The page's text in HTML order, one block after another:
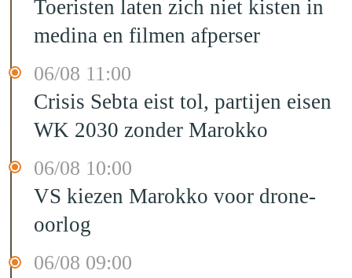
Toeristen laten zich niet kisten in
medina en filmen afperser
06/08 11:00
Crisis Sebta eist tol, partijen eisen
WK 2030 zonder Marokko
06/08 10:00
VS kiezen Marokko voor drone-
oorlog
06/08 09:00